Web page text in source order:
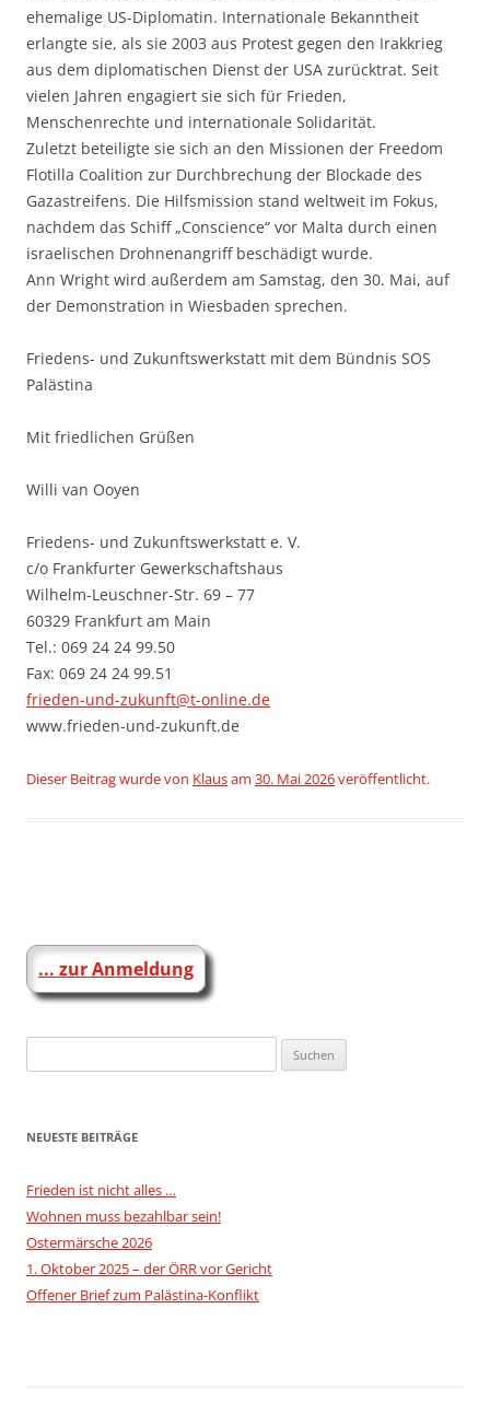
ehemalige US-Diplomatin. Internationale Bekanntheit
erlangte sie, als sie 2003 aus Protest gegen den Irakkrieg
aus dem diplomatischen Dienst der USA zurücktrat. Seit
vielen Jahren engagiert sie sich für Frieden,
Menschenrechte und internationale Solidarität.
Zuletzt beteiligte sie sich an den Missionen der Freedom
Flotilla Coalition zur Durchbrechung der Blockade des
Gazastreifens. Die Hilfsmission stand weltweit im Fokus,
nachdem das Schiff „Conscience“ vor Malta durch einen
israelischen Drohnenangriff beschädigt wurde.
Ann Wright wird außerdem am Samstag, den 30. Mai, auf
der Demonstration in Wiesbaden sprechen.
Friedens- und Zukunftswerkstatt mit dem Bündnis SOS
Palästina
Mit friedlichen Grüßen
Willi van Ooyen
Friedens- und Zukunftswerkstatt e. V.
c/o Frankfurter Gewerkschaftshaus
Wilhelm-Leuschner-Str. 69 – 77
60329 Frankfurt am Main
Tel.: 069 24 24 99.50
Fax: 069 24 24 99.51
frieden-und-zukunft@t-online.de
www.frieden-und-zukunft.de
Dieser Beitrag wurdevon Klausam 30. Mai 2026veröffentlicht.
... zur Anmeldung
nach:
NEUESTE BEITRÄGE
Frieden ist nicht alles …
Wohnen muss bezahlbar sein!
Ostermärsche 2026
1. Oktober 2025 – der ÖRR vor Gericht
Offener Brief zum Palästina-Konflikt